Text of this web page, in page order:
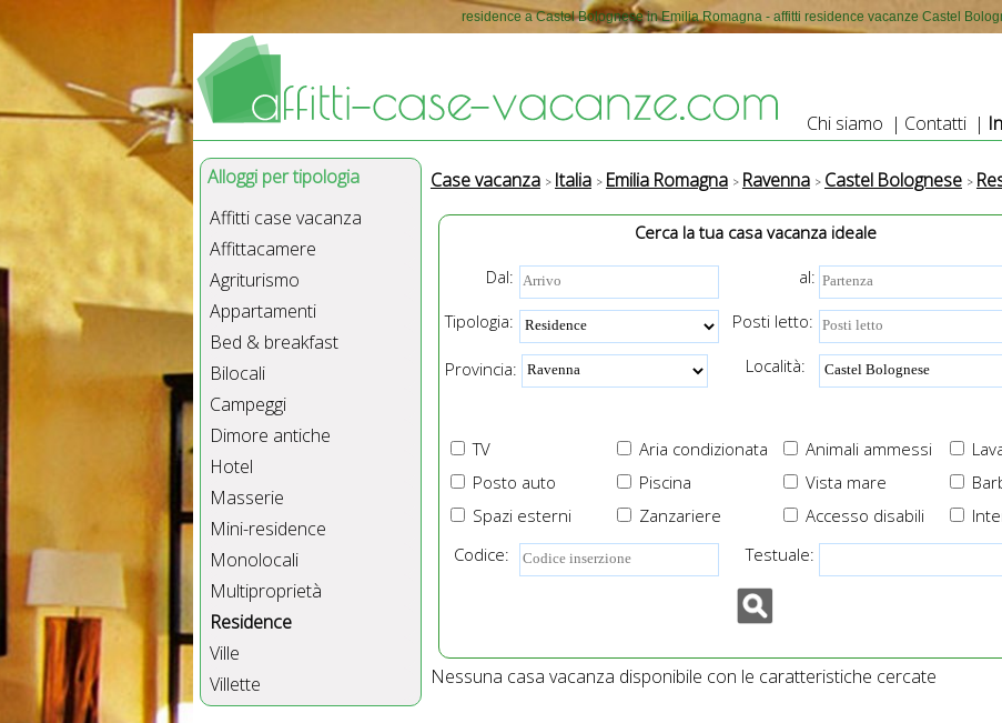
residence a Castel Bolognese in Emilia Romagna - affitti residence vacanze Castel
Chi siamo | Contatti |
Alloggi per tipologia
Affitti case vacanza
Affittacamere
Agriturismo
Appartamenti
Bed & breakfast
Bilocali
Campeggi
Dimore antiche
Hotel
Masserie
Mini-residence
Monolocali
Multiproprietà
Residence
Ville
Villette
Case vacanza Italia Emilia Romagna Ravenna Castel Bolognese
Cerca la tua casa vacanza ideale
Dal:
al:
Tipologia:
Posti letto:
Provincia: Località:
TV Aria condizionata Animali ammessi
Posto auto
Piscina Vista mare
Spazi esterni
Zanzariere
Accesso disabili
Codice:
Testuale:
Nessuna casa vacanza disponibile con le caratteristiche cercate